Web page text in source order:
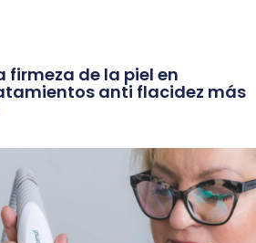
firmeza de la piel en
anti flacidez más